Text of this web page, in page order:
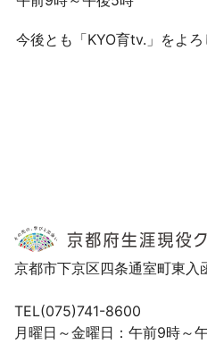
今後とも「KYO育tv.」をよろ
京都市下京区四条通室町東入
TEL(075)741-8600
月曜日～金曜日：午前9時～